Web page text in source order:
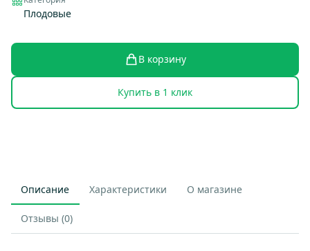
Плодовые
В корзину
Купить в 1 клик
Описание Характеристики О магазине
Отзывы (0)